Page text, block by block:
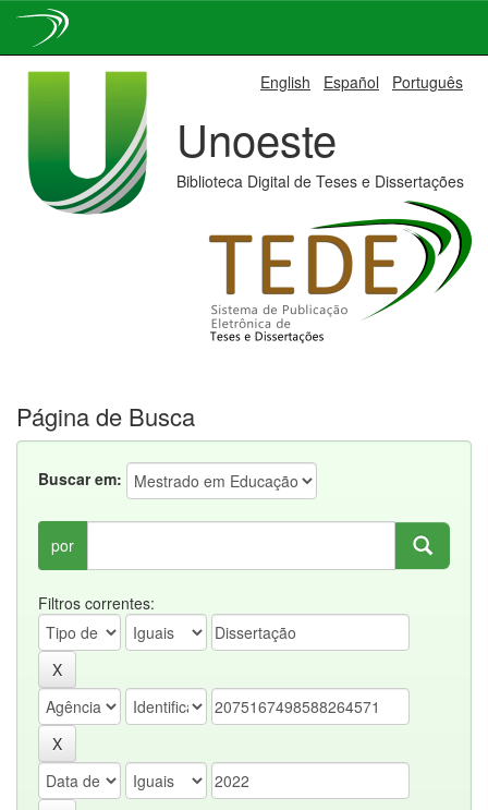
English Español Português
Unoeste
Biblioteca Digital de Teses e Dissertações
Página de Busca
Buscar em:
por
Filtros correntes: